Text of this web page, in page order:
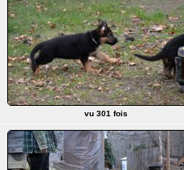
vu 301 fois